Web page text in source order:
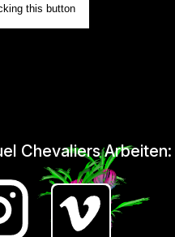
this button
Chevaliers Arbeiten: